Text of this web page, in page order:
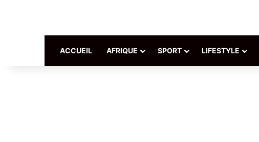
ACCUEIL AFRIQUE SPORT LIFESTYLE